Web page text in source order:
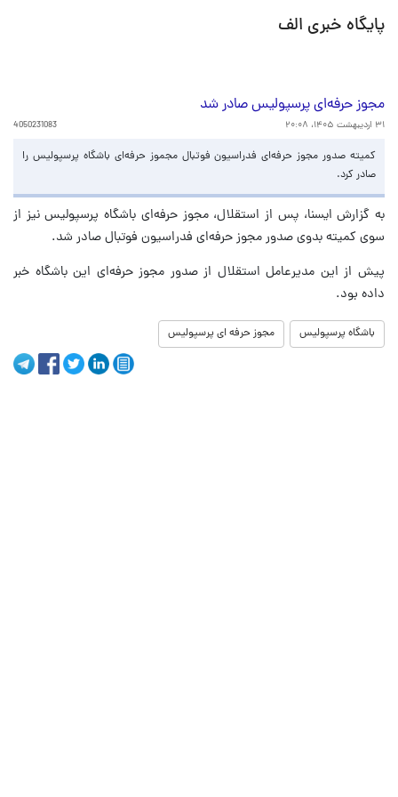
پایگاه خبری الف
مجوز حرفه‌ای پرسپولیس صادر شد
۳۱ اردیبهشت ۱۴۰۵، ۲۰:۰۸ 4050231083
کمیته صدور مجوز حرفه‌ای فدراسیون فوتبال مجموز حرفه‌ای باشگاه پرسپولیس را
صادر کرد.
به گزارش ایسنا، پس از استقلال، مجوز حرفه‌ای باشگاه پرسپولیس نیز از
سوی کمیته بدوی صدور مجوز حرفه‌ای فدراسیون فوتبال صادر شد.
پیش از این مدیرعامل استقلال از صدور مجوز حرفه‌ای این باشگاه خبر
داده بود.
باشگاه پرسپولیس مجوز حرفه ای پرسپولیس